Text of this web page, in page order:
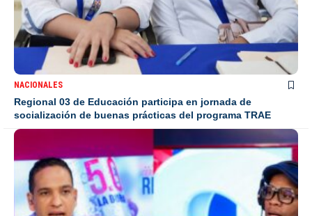
NACIONALES
Regional 03 de Educación participa en jornada de
socialización de buenas prácticas del programa TRAE